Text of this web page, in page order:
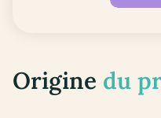
Origine du